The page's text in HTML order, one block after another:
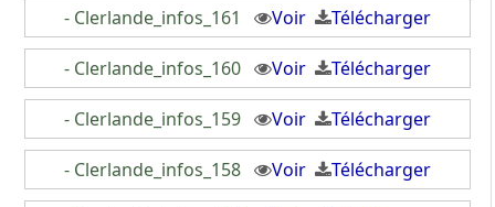
- Clerlande_infos_161 Voir Télécharger
- Clerlande_infos_160 Voir Télécharger
- Clerlande_infos_159 Voir Télécharger
- Clerlande_infos_158 Voir Télécharger